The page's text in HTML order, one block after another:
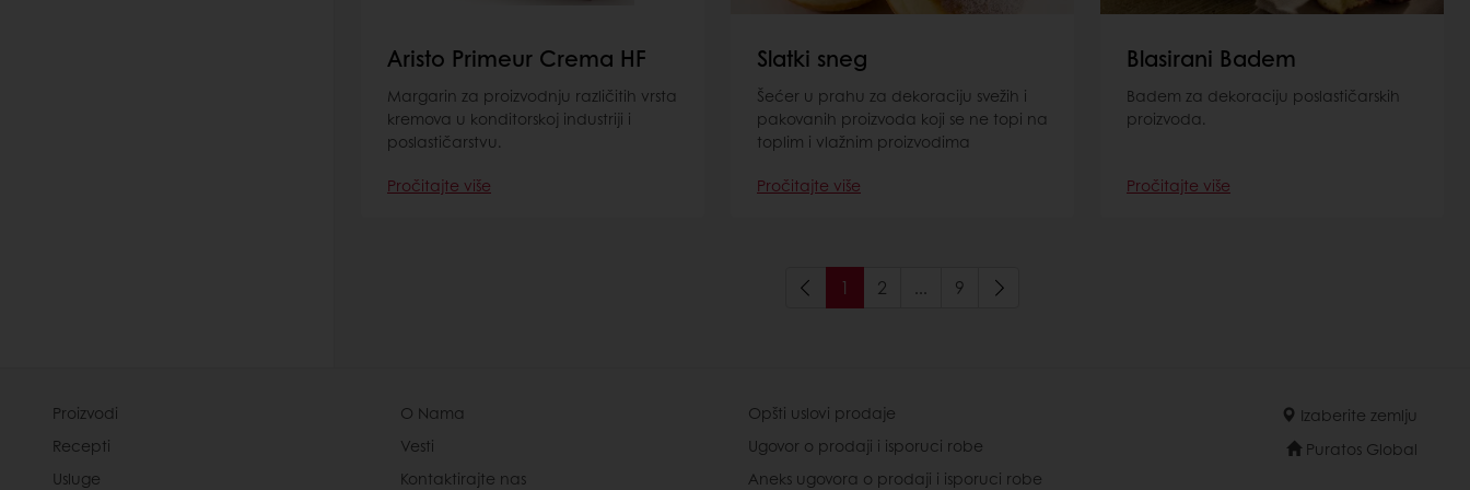
Aristo Primeur Crema HF
Margarin za proizvodnju različitih vrsta
kremova u konditorskoj industriji i
poslastičarstvu.
Pročitajte više
Slatki sneg
Šećer u prahu za dekoraciju svežih i
pakovanih proizvoda koji se ne topi na
toplim i vlažnim proizvodima
Pročitajte više
Blasirani Badem
Badem za dekoraciju poslastičarskih
proizvoda.
Pročitajte više
1 2 ... 9
Proizvodi
Recepti
Usluge
O Nama
Vesti
Kontaktirajte nas
Opšti uslovi prodaje
Ugovor o prodaji i isporuci robe
Aneks ugovora o prodaji i isporuci robe
Izaberite zemlju
Puratos Global